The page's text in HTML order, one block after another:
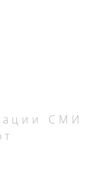
СМИ